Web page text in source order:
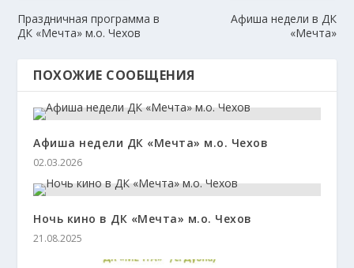
Праздничная программа в
ДК «Мечта» м.о. Чехов
Афиша недели в ДК
«Мечта»
ПОХОЖИЕ СООБЩЕНИЯ
Афиша недели ДК «Мечта» м.о. Чехов
02.03.2026
Ночь кино в ДК «Мечта» м.о. Чехов
21.08.2025